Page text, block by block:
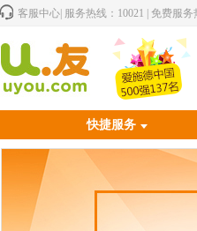
客服中心 | 服务热线：10021 | 免费服
快捷服务